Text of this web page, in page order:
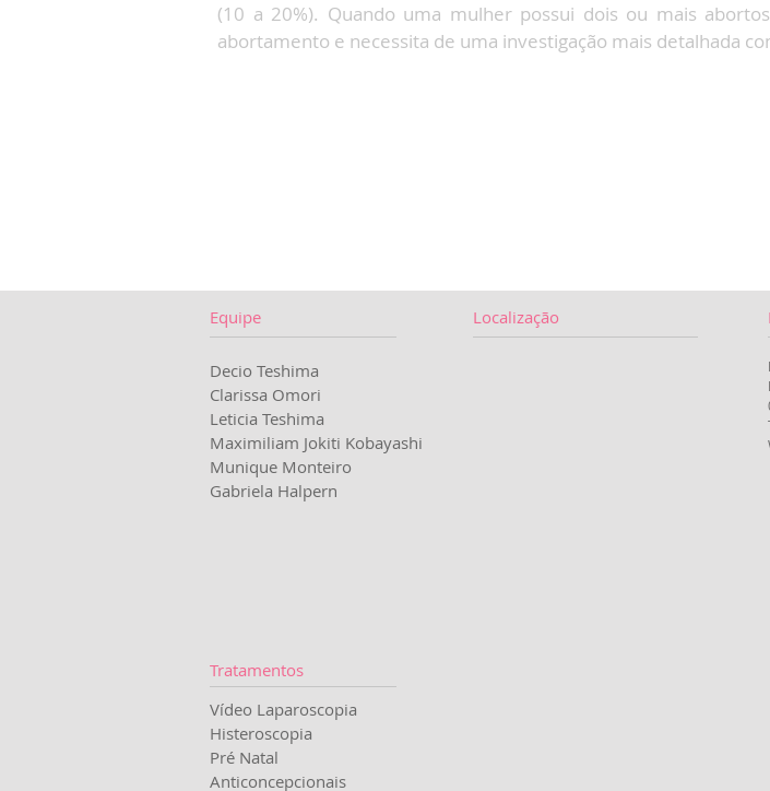
(10 a 20%). Quando uma mulher possui dois ou mais
abortamento e necessita de uma investigação mais detalhada
Equipe
Decio Teshima
Clarissa Omori
Leticia Teshima
Maximiliam Jokiti Kobayashi
Munique Monteiro
Gabriela Halpern
Localização
Tratamentos
Vídeo Laparoscopia
Histeroscopia
Pré Natal
Anticoncepcionais